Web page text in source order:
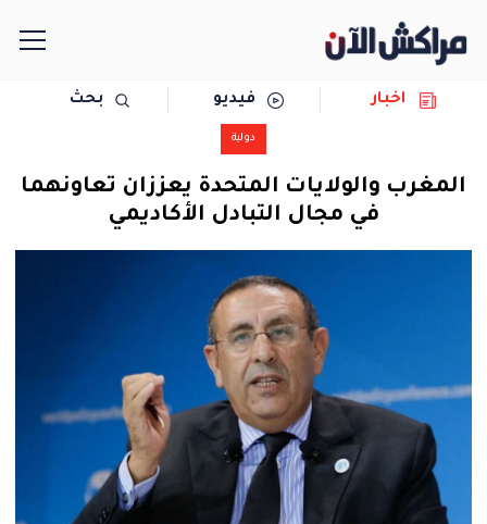
مجتمع
دولية
المرأة
فنية
اخبار فيديو بحث
دولية
المغرب والولايات المتحدة يعززان تعاونهما
في مجال التبادل الأكاديمي